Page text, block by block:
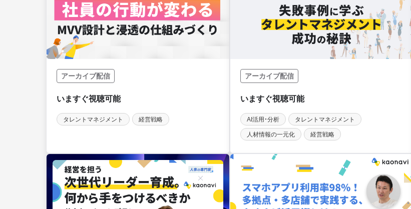
アーカイブ配信
タレントマネジメント 経営戦略
アーカイブ配信
AI活用・分析
タレントマネジメント
人材情報の一元化
経営戦略